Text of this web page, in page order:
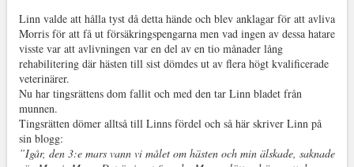
Linn valde att hålla tyst då detta hände och blev anklagar för att avliva
Morris för att få ut försäkringspengarna men vad ingen av dessa hatare
visste var att avlivningen var en del av en tio månader lång
rehabilitering där hästen till sist dömdes ut av flera högt kvalificerade
veterinärer.
Nu har tingsrättens dom fallit och med den tar Linn bladet från
munnen.
Tingsrätten dömer alltså till Linns fördel och så här skriver Linn på
sin blogg:
”Igår, den 3:e mars vann vi målet om hästen och min älskade, saknade